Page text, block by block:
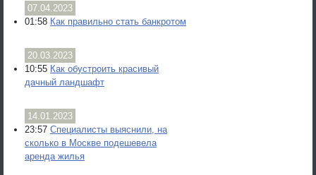
07.04.2023
01:58 Как правильно стать банкротом
20.03.2023
10:55 Как обустроить красивый
дачный ландшафт
14.01.2023
23:57 Специалисты выяснили, на
сколько в Москве подешевела
аренда жилья